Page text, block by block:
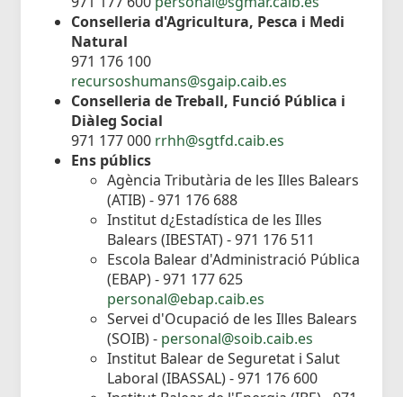
Conselleria d'Agricultura, Pesca i Medi
Natural
971 176 100
recursoshumans@sgaip.caib.es
Conselleria de Treball, Funció Pública i
Diàleg Social
971 177 000 rrhh@sgtfd.caib.es
Ens públics
Agència Tributària de les Illes Balears
(ATIB) - 971 176 688
Institut d¿Estadística de les Illes
Balears (IBESTAT) - 971 176 511
Escola Balear d'Administració Pública
(EBAP) - 971 177 625
personal@ebap.caib.es
Servei d'Ocupació de les Illes Balears
(SOIB) - personal@soib.caib.es
Institut Balear de Seguretat i Salut
Laboral (IBASSAL) - 971 176 600